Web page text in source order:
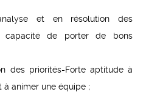
et en résolution des
capacité de porter de bons
des priorités-Forte aptitude à
animer une équipe ;